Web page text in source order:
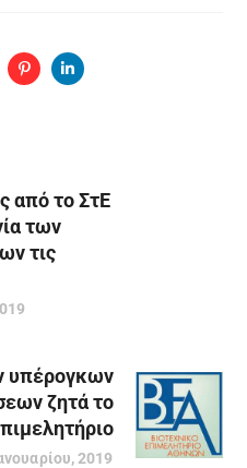
από το ΣτΕ
των
τις
υπέρογκων
ζητά το
2019